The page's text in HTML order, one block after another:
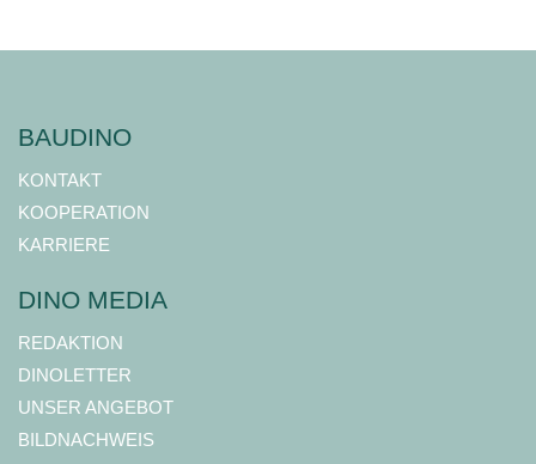
BAUDINO
KONTAKT
KOOPERATION
KARRIERE
DINO MEDIA
REDAKTION
DINOLETTER
UNSER ANGEBOT
BILDNACHWEIS